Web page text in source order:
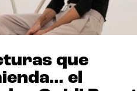
que
el